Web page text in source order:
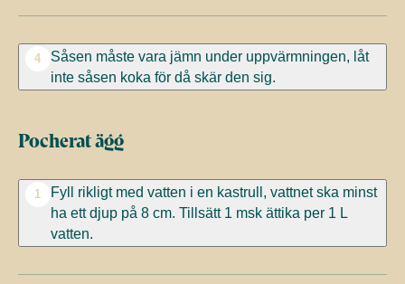
4
Såsen måste vara jämn under uppvärmningen, låt
inte såsen koka för då skär den sig.
Pocherat ägg
1
Fyll rikligt med vatten i en kastrull, vattnet ska minst
ha ett djup på 8 cm. Tillsätt 1 msk ättika per 1 L
vatten.